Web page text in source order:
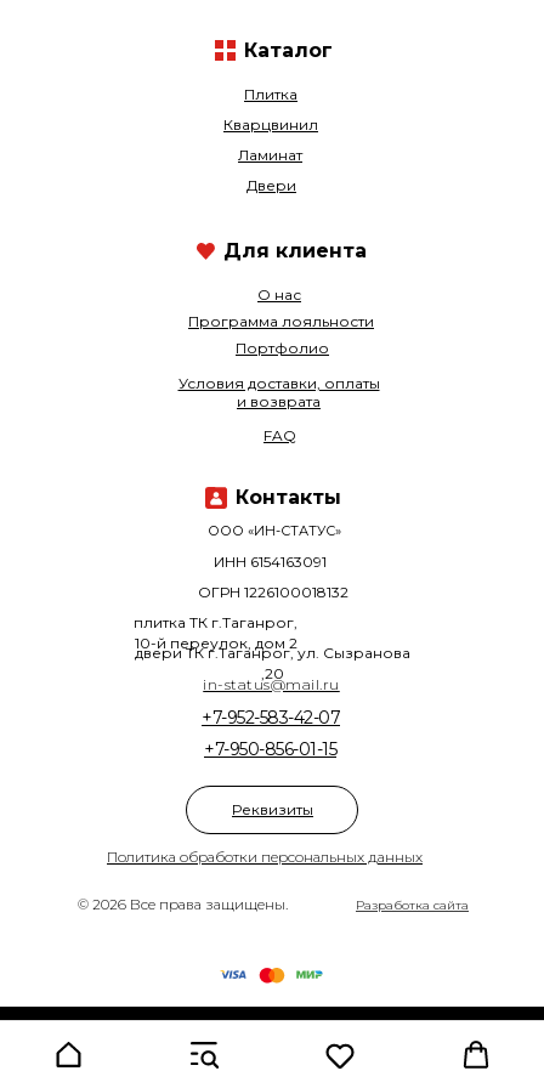
© 2026 Все права защищены.
Политика обработки персональных данных
Плитка
Кварцвинил
+7-950-856-01-15
+7-952-583-42-07
О нас
Ламинат
Программа лояльности
Двери
Портфолио
ООО «ИН-СТАТУС»
плитка ТК г.Таганрог,
10-й переулок, дом 2
двери ТК г.Таганрог, ул. Сызранова
,20
ОГРН 1226100018132
ИНН 6154163091
Разработка сайта
Условия доставки, оплаты
и возврата
FAQ
Каталог
in-status@mail.ru
Контакты
Для клиента
Реквизиты
Made on Tilda